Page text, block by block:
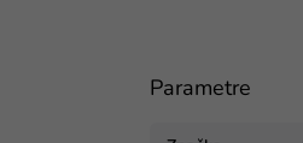
Parametre